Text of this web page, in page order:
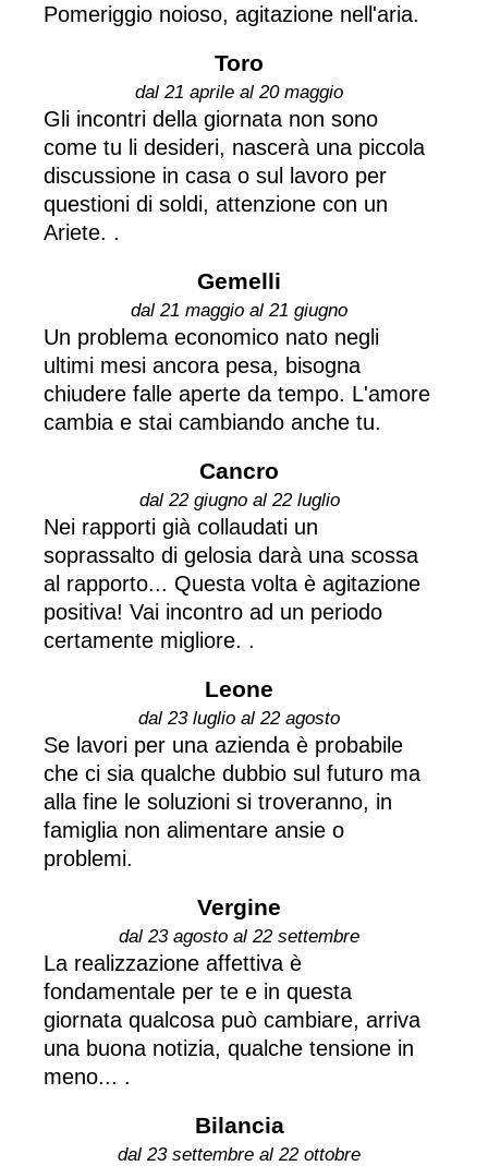
Pomeriggio noioso, agitazione nell'aria.
Toro
dal 21 aprile al 20 maggio
Gli incontri della giornata non sono
come tu li desideri, nascerà una piccola
discussione in casa o sul lavoro per
questioni di soldi, attenzione con un
Ariete. .
Gemelli
dal 21 maggio al 21 giugno
Un problema economico nato negli
ultimi mesi ancora pesa, bisogna
chiudere falle aperte da tempo. L'amore
cambia e stai cambiando anche tu.
Cancro
dal 22 giugno al 22 luglio
Nei rapporti già collaudati un
soprassalto di gelosia darà una scossa
al rapporto... Questa volta è agitazione
positiva! Vai incontro ad un periodo
certamente migliore. .
Leone
dal 23 luglio al 22 agosto
Se lavori per una azienda è probabile
che ci sia qualche dubbio sul futuro ma
alla fine le soluzioni si troveranno, in
famiglia non alimentare ansie o
problemi.
Vergine
dal 23 agosto al 22 settembre
La realizzazione affettiva è
fondamentale per te e in questa
giornata qualcosa può cambiare, arriva
una buona notizia, qualche tensione in
meno... .
Bilancia
dal 23 settembre al 22 ottobre